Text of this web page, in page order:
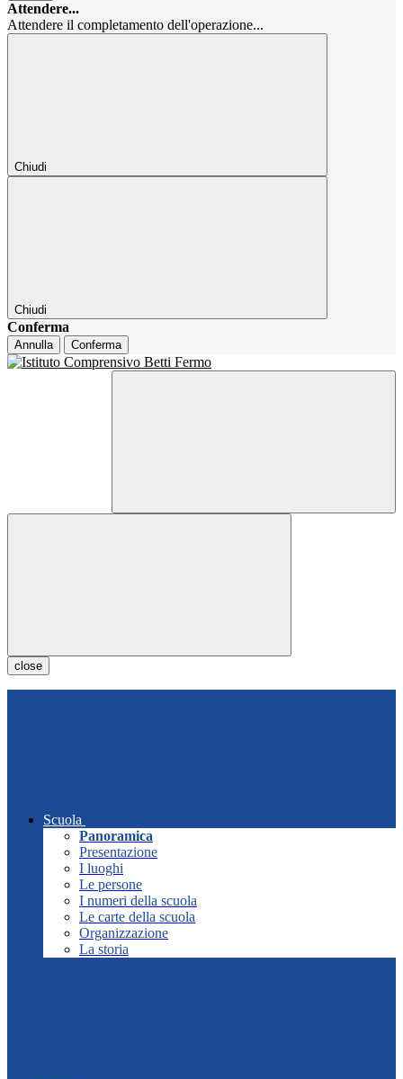
Attendere...
Attendere il completamento dell'operazione...
Chiudi
Chiudi
Conferma
Annulla Conferma
close
Scuola
Panoramica
Presentazione
I luoghi
Le persone
I numeri della scuola
Le carte della scuola
Organizzazione
La storia